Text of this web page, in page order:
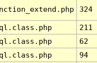
324
211
62
94